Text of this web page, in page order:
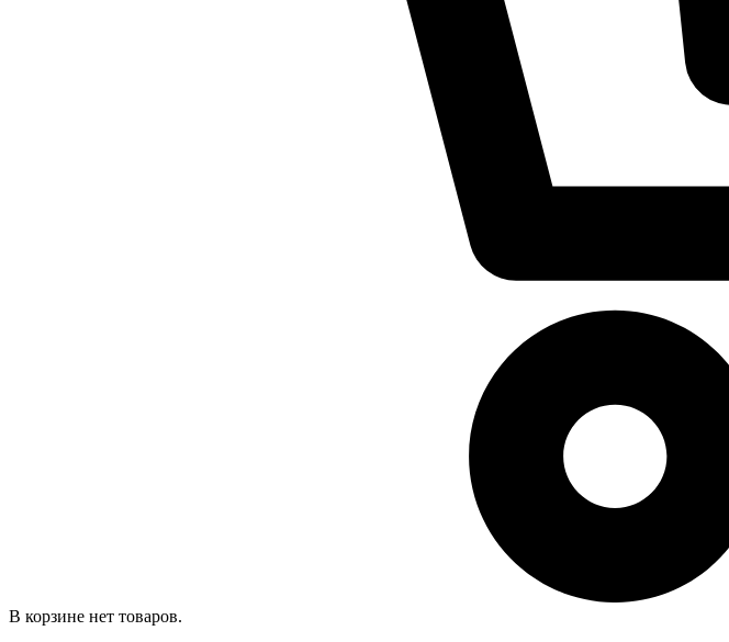
В корзине нет товаров.